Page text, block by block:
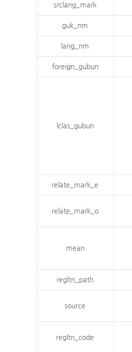
srclang_mark
guk_nm
lang_nm
foreign_gubun
lclas_gubun
relate_mark_e
relate_mark_o
mean
regltn_path
source
regltn_code